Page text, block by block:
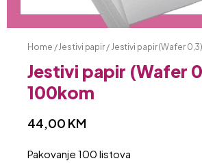
Home / Jestivi papir / Jestivi papir (Wafer
Jestivi papir (Wafer
100kom
44,00 KM
Pakovanje 100 listova